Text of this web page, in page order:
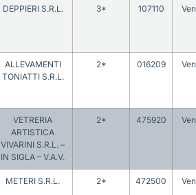
DEPPIERI S.R.L. 3* 107110
ALLEVAMENTI
TONIATTI S.R.L.
2* 016209
VETRERIA
ARTISTICA
VIVARINI S.R.L. –
IN SIGLA – V.A.V.
2* 475920
METERI S.R.L. 2* 472500